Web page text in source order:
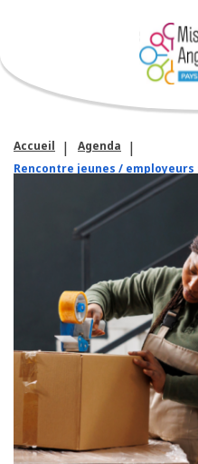
Accueil
Agenda
Rencontre jeunes /
préparateurs de commandes (H/